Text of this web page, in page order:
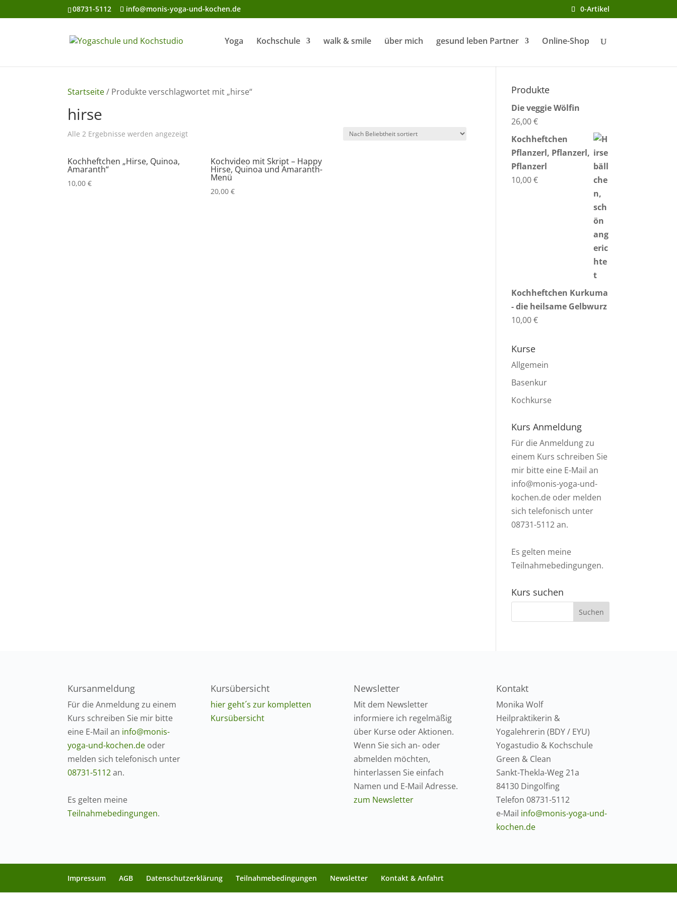
08731-5112 info@monis-yoga-und-kochen.de 0-Artikel
Yoga Kochschule walk & smile über mich gesund leben Partner Online-Shop
Startseite/ Produkte verschlagwortet mit „hirse“
hirse
Alle 2 Ergebnisse werden angezeigtNach
sortiert
Kochheftchen „Hirse, Quinoa,
Amaranth“
10,00€
Kochvideo mit Skript – Happy
Hirse, Quinoa und Amaranth-
Menü
20,00 €
Produkte
Die veggie Wölfin
26,00€
Kochheftchen
Pflanzerl, Pflanzerl,
Pflanzerl
10,00€
Kochheftchen Kurkuma
- die heilsame Gelbwurz
10,00€
Kurse
Allgemein
Basenkur
Kochkurse
Kurs Anmeldung
Für die Anmeldung zu
einem Kurs schreiben Sie
mir bitte eine E-Mail an
info@monis-yoga-und-
kochen.de oder melden
sich telefonisch unter
08731-5112an.
Es gelten meine
Teilnahmebedingungen.
Kurs suchen
Kursanmeldung
Für die Anmeldung zu einem
Kurs schreiben Sie mir bitte
eine E-Mail an info@monis-
yoga-und-kochen.de oder
melden sich telefonisch unter
08731-5112an.
Es gelten meine
Teilnahmebedingungen.
Kursübersicht
hier geht´s zur kompletten
Kursübersicht
Newsletter
Mit dem Newsletter
informiere ich regelmäßig
über Kurse oder Aktionen.
Wenn Sie sich an- oder
abmelden möchten,
hinterlassen Sie einfach
Namen und E-Mail Adresse.
zum Newsletter
Kontakt
Monika Wolf
Heilpraktikerin &
Yogalehrerin (BDY / EYU)
Yogastudio & Kochschule
Green & Clean
Sankt-Thekla-Weg 21a
84130 Dingolfing
Telefon 08731-5112
e-Mail info@monis-yoga-und-
kochen.de
Impressum AGB Datenschutzerklärung Teilnahmebedingungen Newsletter Kontakt & Anfahrt